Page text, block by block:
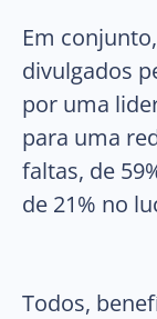
Em
divulgados
por uma
para uma
faltas, de
de 21% no
Todos,